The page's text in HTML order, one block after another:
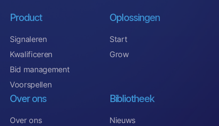
Product
Signaleren
Kwalificeren
Bid management
Voorspellen
Oplossingen
Start
Grow
Over ons
Over ons
Bibliotheek
Nieuws